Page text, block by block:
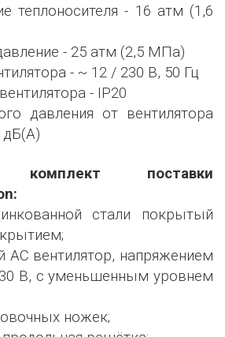
теплоносителя - 16 атм (1,6
- 25 атм (2,5 МПа)
- ~ 12 / 230 В, 50 Гц
- IP20
давления от вентилятора
дБ(А)
комплект поставки
стали покрытый
AC вентилятор, напряжением
В, с уменьшенным уровнем
ножек;